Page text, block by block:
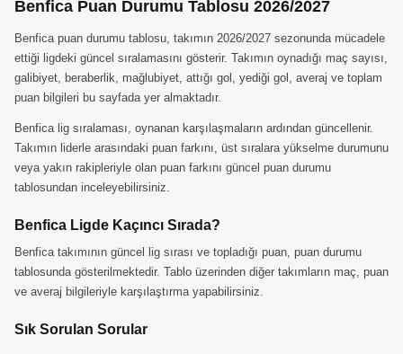
Benfica Puan Durumu Tablosu 2026/2027
Benfica puan durumu tablosu, takımın 2026/2027 sezonunda mücadele
ettiği ligdeki güncel sıralamasını gösterir. Takımın oynadığı maç sayısı,
galibiyet, beraberlik, mağlubiyet, attığı gol, yediği gol, averaj ve toplam
puan bilgileri bu sayfada yer almaktadır.
Benfica lig sıralaması, oynanan karşılaşmaların ardından güncellenir.
Takımın liderle arasındaki puan farkını, üst sıralara yükselme durumunu
veya yakın rakipleriyle olan puan farkını güncel puan durumu
tablosundan inceleyebilirsiniz.
Benfica Ligde Kaçıncı Sırada?
Benfica takımının güncel lig sırası ve topladığı puan, puan durumu
tablosunda gösterilmektedir. Tablo üzerinden diğer takımların maç, puan
ve averaj bilgileriyle karşılaştırma yapabilirsiniz.
Sık Sorulan Sorular